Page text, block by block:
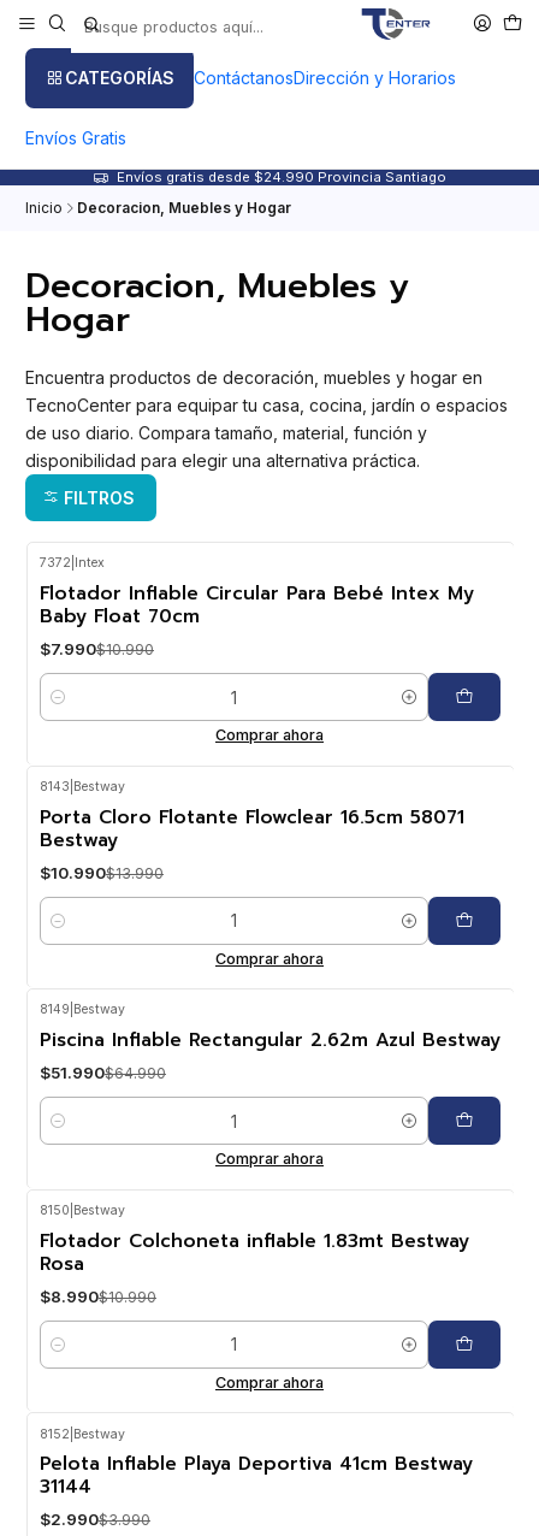
CATEGORÍAS ContáctanosDirección y Horarios
Envíos Gratis
Envíos gratis desde $24.990 Provincia Santiago
Inicio Decoracion, Muebles y Hogar
Decoracion, Muebles y
Hogar
Encuentra productos de decoración, muebles y hogar en
TecnoCenter para equipar tu casa, cocina, jardín o espacios
de uso diario. Compara tamaño, material, función y
disponibilidad para elegir una alternativa práctica.
FILTROS
-27%
7372 Intex
Flotador Inflable Circular Para Bebé Intex My
Baby Float 70cm
$7.990$10.990
Cantidad
Comprar ahora
OFF
8143 Bestway
Porta Cloro Flotante Flowclear 16.5cm 58071
Bestway
$10.990$13.990
Cantidad
Comprar ahora
-20% OFF
8149 Bestway
Piscina Inflable Rectangular 2.62m Azul Bestway
$51.990$64.990
Cantidad
Comprar ahora
-18%
8150 Bestway
Flotador Colchoneta inflable 1.83mt Bestway
Rosa
$8.990$10.990
Cantidad
Comprar ahora
-25% OFF
8152 Bestway
Pelota Inflable Playa Deportiva 41cm Bestway
31144
$2.990$3.990